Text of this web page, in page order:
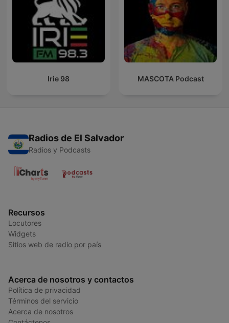
Irie 98 MASCOTA Podcast
Radios de El Salvador
Radios y Podcasts
Recursos
Locutores
Widgets
Sitios web de radio por país
Acerca de nosotros y contactos
Política de privacidad
Términos del servicio
Acerca de nosotros